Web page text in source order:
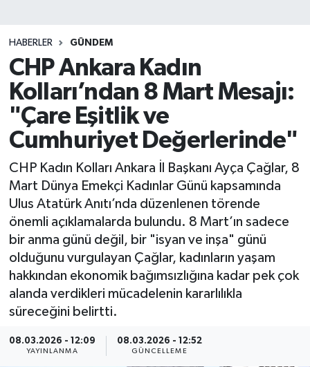
HABERLER GÜNDEM
CHP Ankara Kadın
Kolları’ndan 8 Mart Mesajı:
"Çare Eşitlik ve
Cumhuriyet Değerlerinde"
CHP Kadın Kolları Ankara İl Başkanı Ayça Çağlar, 8
Mart Dünya Emekçi Kadınlar Günü kapsamında
Ulus Atatürk Anıtı’nda düzenlenen törende
önemli açıklamalarda bulundu. 8 Mart’ın sadece
bir anma günü değil, bir "isyan ve inşa" günü
olduğunu vurgulayan Çağlar, kadınların yaşam
hakkından ekonomik bağımsızlığına kadar pek çok
alanda verdikleri mücadelenin kararlılıkla
süreceğini belirtti.
08.03.2026 - 12:09
YAYINLANMA
08.03.2026 - 12:52
GÜNCELLEME
Magazin
Siyaset
Spor
Yaşam
Son Dakika Haberleri
Haber Arşivi